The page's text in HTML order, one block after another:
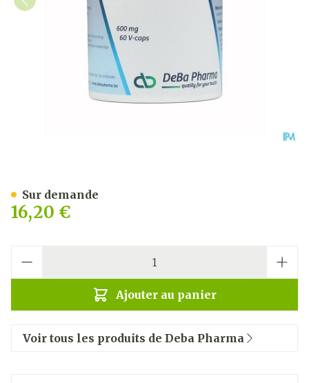
16,20 €
Ajouter au panier
Sur demande
Voir tous les produits de Deba Pharma